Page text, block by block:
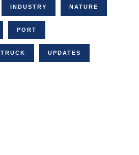
INDUSTRY NATURE
PORT
TRUCK UPDATES